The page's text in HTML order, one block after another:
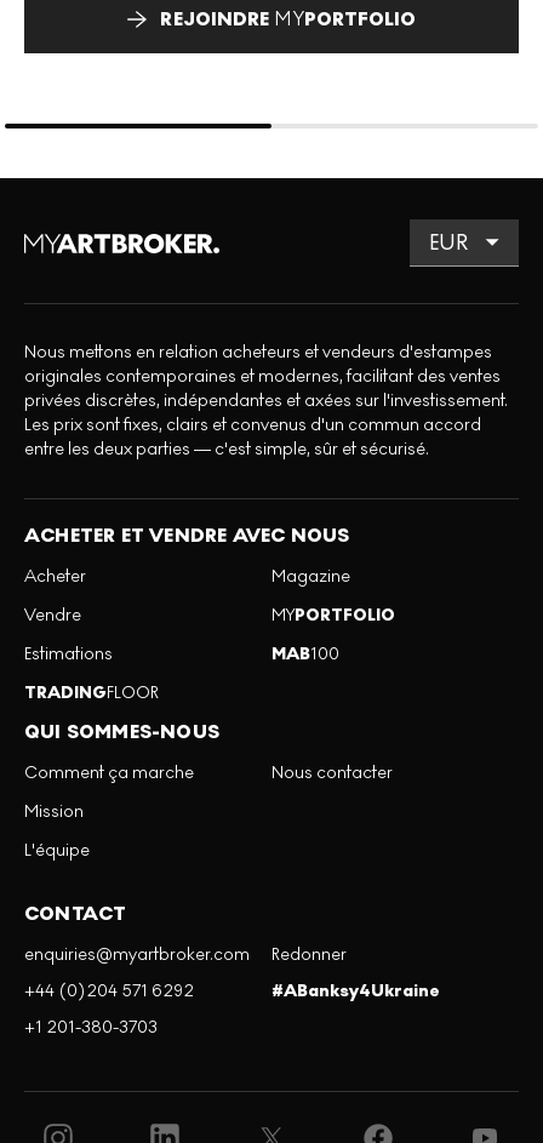
REJOINDRE MYPORTFOLIO
Nous mettons en relation acheteurs et vendeurs d'estampes
originales contemporaines et modernes, facilitant des ventes
privées discrètes, indépendantes et axées sur l'investissement.
Les prix sont fixes, clairs et convenus d'un commun accord
entre les deux parties — c'est simple, sûr et sécurisé.
ACHETER ET VENDRE AVEC NOUS
Acheter
Vendre
Estimations
TRADINGFLOOR
Magazine
MYPORTFOLIO
MAB100
QUI SOMMES-NOUS
Comment ça marche
Mission
L'équipe
Nous contacter
CONTACT
enquiries@myartbroker.com
+44 (0)204 571 6292
+1 201-380-3703
Redonner
#ABanksy4Ukraine